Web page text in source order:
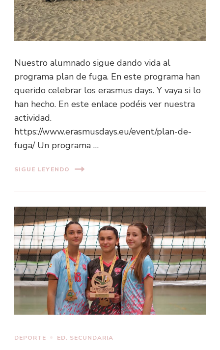
Nuestro alumnado sigue dando vida al
programa plan de fuga. En este programa han
querido celebrar los erasmus days. Y vaya si lo
han hecho. En este enlace podéis ver nuestra
actividad.
https://www.erasmusdays.eu/event/plan-de-
fuga/ Un programa …
SIGUE LEYENDO
DEPORTE ED. SECUNDARIA